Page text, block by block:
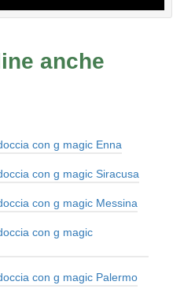
anche
con g magic Enna
con g magic Siracusa
con g magic Messina
con g magic
con g magic Palermo